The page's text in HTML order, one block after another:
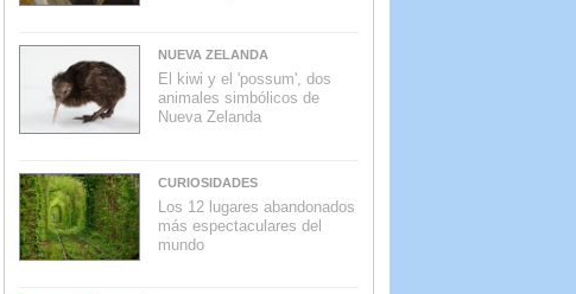
NUEVA ZELANDA
El kiwi y el 'possum', dos
animales simbólicos de
Nueva Zelanda
CURIOSIDADES
Los 12 lugares abandonados
más espectaculares del
mundo